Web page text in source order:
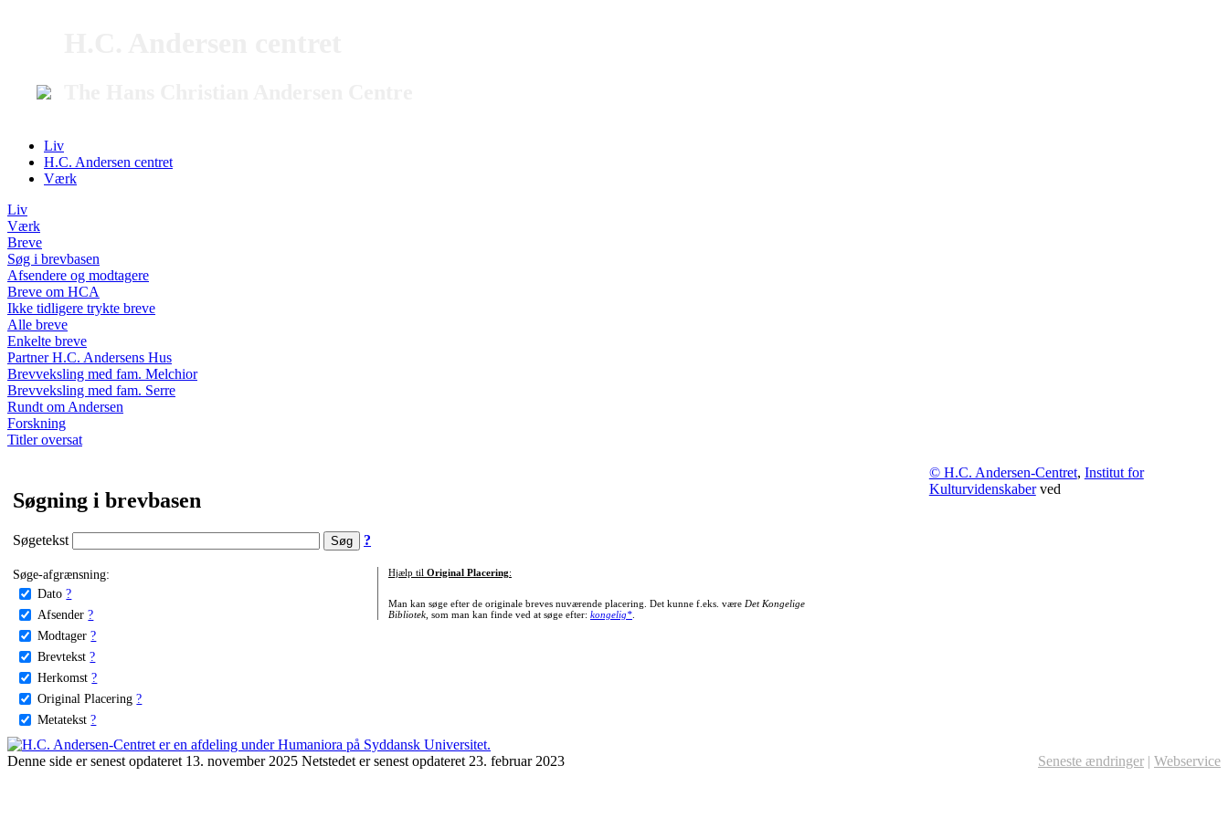
Liv
H.C. Andersen centret
Værk
Liv
Værk
Breve
Søg i brevbasen
Afsendere og modtagere
Breve om HCA
Ikke tidligere trykte breve
Alle breve
Enkelte breve
Partner H.C. Andersens Hus
Brevveksling med fam. Melchior
Brevveksling med fam. Serre
Rundt om Andersen
Forskning
Titler oversat
Søgning i brevbasen
Søgetekst ?
Søge-afgrænsning:
Dato ?
Afsender ?
Modtager ?
Brevtekst ?
Herkomst ?
Original Placering ?
Metatekst ?
Hjælp til Original Placering:
Man kan søge efter de originale breves nuværende placering. Det kunne f.eks. være Det Kongelige
Bibliotek, som man kan finde ved at søge efter: kongelig*.
© H.C. Andersen-Centret, Institut for
Kulturvidenskaberved
Denne side er senest opdateret 13. november 2025 Netstedet er senest opdateret 23. februar 2023 Seneste ændringer | Webservice